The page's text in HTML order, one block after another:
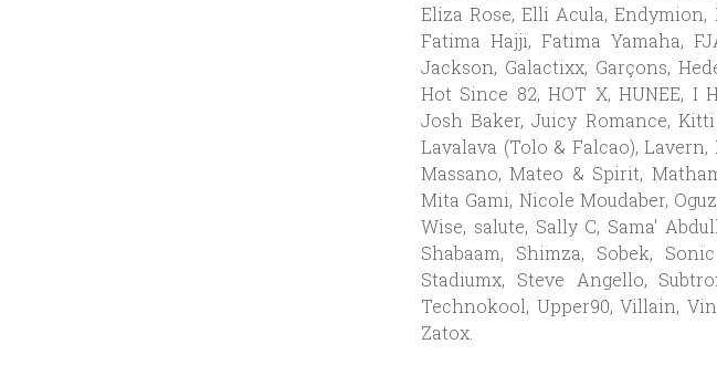
Eliza Rose, Elli Acula, Endymion,
Fatima Hajji, Fatima Yamaha,
Jackson, Galactixx, Garçons,
Hot Since 82, HOT X, HUNEE, I
Josh Baker, Juicy Romance,
Lavalava (Tolo & Falcao),
Massano, Mateo & Spirit,
Mita Gami, Nicole Moudaber,
Wise, salute, Sally C, Sama'
Shabaam, Shimza, Sobek,
Stadiumx, Steve Angello,
Technokool, Upper90, Villain,
Zatox.